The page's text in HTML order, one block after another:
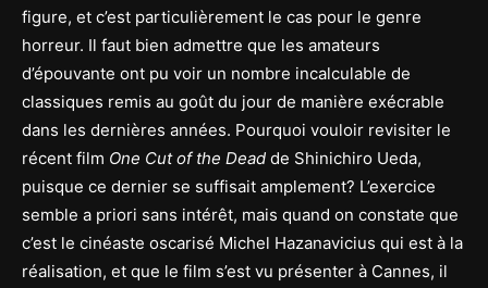
figure, et c’est particulièrement le cas pour le genre
horreur. Il faut bien admettre que les amateurs
d’épouvante ont pu voir un nombre incalculable de
classiques remis au goût du jour de manière exécrable
dans les dernières années. Pourquoi vouloir revisiter le
récent film One Cut of the Dead de Shinichiro Ueda,
puisque ce dernier se suffisait amplement? L’exercice
semble a priori sans intérêt, mais quand on constate que
c’est le cinéaste oscarisé Michel Hazanavicius qui est à la
réalisation, et que le film s’est vu présenter à Cannes, il